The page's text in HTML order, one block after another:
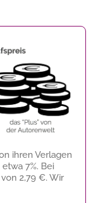
ihren Verlagen
7%. Bei
2,79 €. Wir